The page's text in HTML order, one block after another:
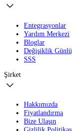
Entegrasyonlar
Yardım Merkezi
Bloglar
Değişiklik
SSS
Şirket
Hakkımızda
Fiyatlandırma
Bize Ulaşın